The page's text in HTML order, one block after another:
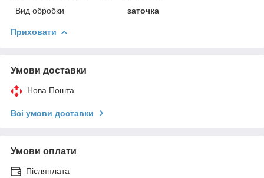
Вид обробки
заточка
Приховати
Умови доставки
Нова Пошта
Всі умови доставки
Умови оплати
Післяплата